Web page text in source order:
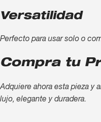
Versatilidad
Perfecto para usar solo o
Compra tu
Adquiere ahora esta pieza y
lujo, elegante y duradera.